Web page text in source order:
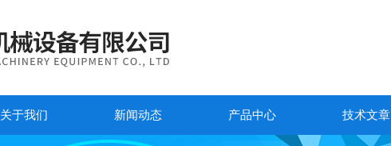
关于我们 新闻动态 产品中心 技术文章